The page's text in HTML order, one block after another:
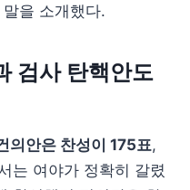
을 소개했다.
검사 탄핵안도
의안은 찬성이 175표,
는 여야가 정확히 갈렸